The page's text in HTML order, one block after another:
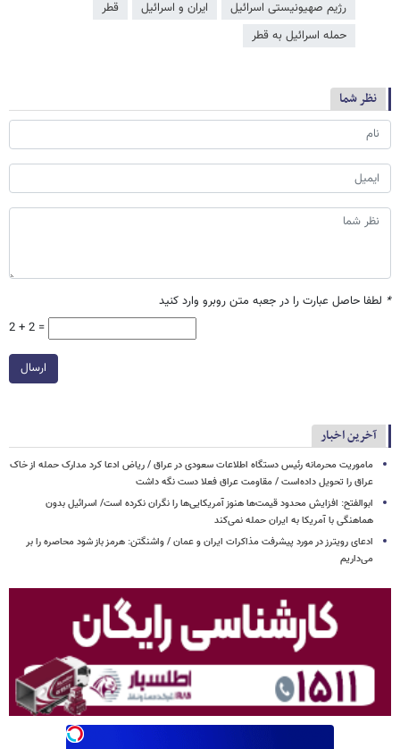
رژیم صهیونیستی اسرائیل ایران و اسرائیل
قطر
حمله اسرائیل به قطر
نظر شما
* لطفا حاصل عبارت را در جعبه متن روبرو وارد کنید
2 + 2 =
ارسال
آخرین اخبار
ماموریت محرمانه رئیس دستگاه اطلاعات سعودی در عراق / ریاض ادعا کرد مدارک حمله از خاک
عراق را تحویل داده‌است / مقاومت عراق فعلا دست نگه داشت
ابوالفتح: افزایش محدود قیمت‌ها هنوز آمریکایی‌ها را نگران نکرده است/ اسرائیل بدون
هماهنگی با آمریکا به ایران حمله نمی‌کند
ادعای رویترز در مورد پیشرفت مذاکرات ایران و عمان / واشنگتن: هرمز باز شود محاصره را بر
می‌داریم